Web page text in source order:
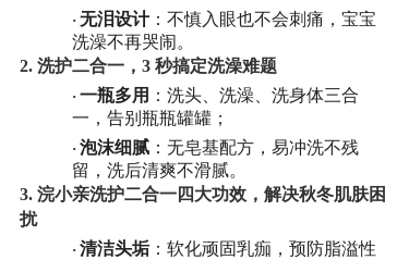
· 无泪设计：不慎入眼也不会刺痛，宝宝
洗澡不再哭闹。
2. 洗护二合一， 3 秒搞定洗澡难题
· 一瓶多用 ：洗头、洗澡、洗身体三合
一，告别瓶瓶罐罐；
· 泡沫细腻：无皂基配方，易冲洗不残
留，洗后清爽不滑腻。
3. 浣小亲洗护二合一四大功效，解决秋冬肌肤困
扰
· 清洁头垢：软化顽固乳痂，预防脂溢性